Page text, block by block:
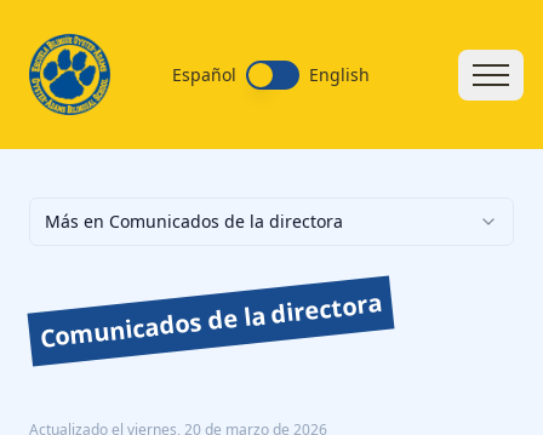
Español English
Más en Comunicados de la directora
Comunicados de la directora
Actualizado el viernes, 20 de marzo de 2026